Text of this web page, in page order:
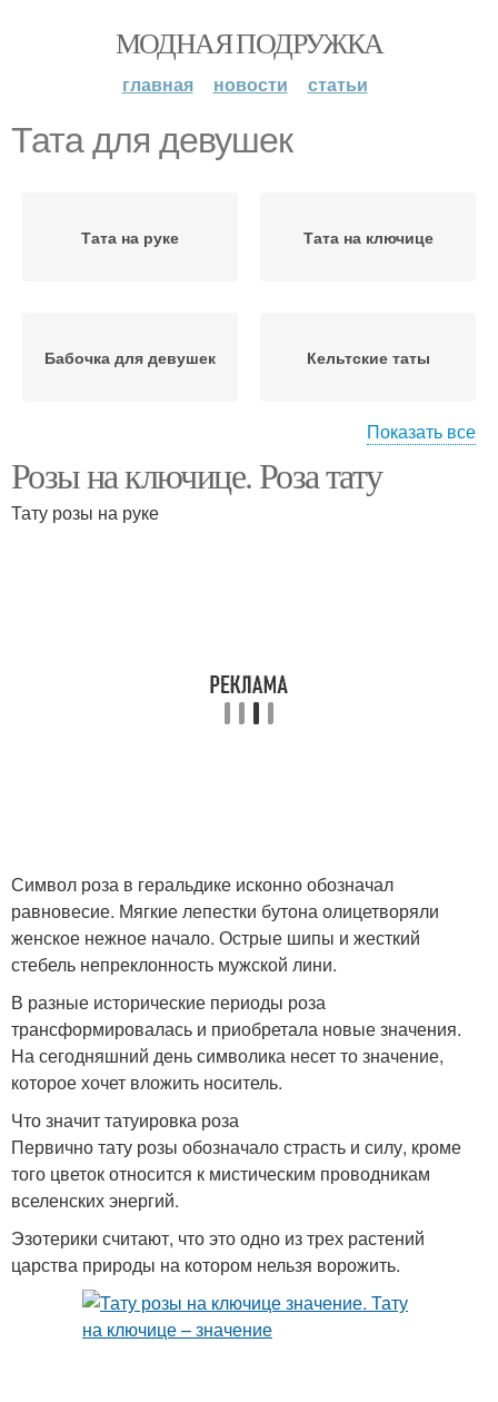
МОДНАЯ ПОДРУЖКА
главная новости статьи
Тата для девушек
Тата на руке Тата на ключице
Бабочка для девушек Кельтские таты
Орнамент в тату Девушки на ключице
Показать все
Розы на ключице. Роза тату
Тату розы на руке
Символ роза в геральдике исконно обозначал
равновесие. Мягкие лепестки бутона олицетворяли
женское нежное начало. Острые шипы и жесткий
стебель непреклонность мужской лини.
В разные исторические периоды роза
трансформировалась и приобретала новые значения.
На сегодняшний день символика несет то значение,
которое хочет вложить носитель.
Что значит татуировка роза
Первично тату розы обозначало страсть и силу, кроме
того цветок относится к мистическим проводникам
вселенских энергий.
Эзотерики считают, что это одно из трех растений
царства природы на котором нельзя ворожить.